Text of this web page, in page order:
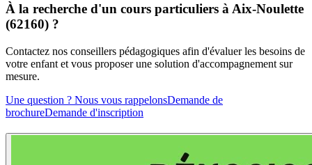
À la recherche d'un cours particuliers à Aix-Noulette
(62160) ?
Contactez nos conseillers pédagogiques afin d'évaluer les besoins de
votre enfant et vous proposer une solution d'accompagnement sur
mesure.
Une question ? Nous vous rappelonsDemande de
brochureDemande d'inscription